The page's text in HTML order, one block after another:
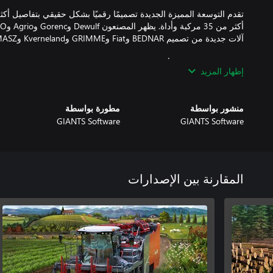
تقدم التوسعة المميزة الجديدة تصميمًا رقميًا بشكل حقيقي
وقت لاحق. علاوة على ذلك، فهي تتضمن أيضًا التوسعة البلاتينية
Volvo إلى السلسلة مع علامات تجارية أخرى وآليات لعب وخريطة جديدة والمزيد.
إظهار المزيد
منشور بواسطة
GIANTS Software
مطورة بواسطة
GIANTS Software
المقارنة بين الإصدارات